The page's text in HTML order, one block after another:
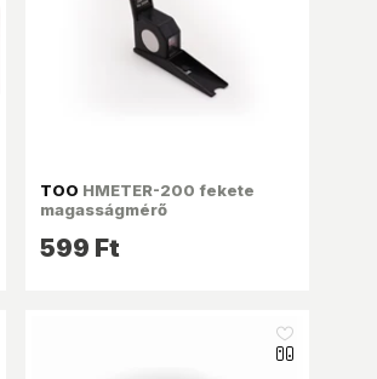
TOO HMETER-200 fekete
magasságmérő
599 Ft
like_16